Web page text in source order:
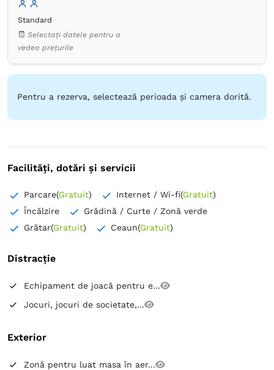
Standard
Selectați datele pentru a
vedea prețurile
Pentru a rezerva, selectează perioada și camera dorită.
Facilități, dotări și servicii
Parcare(Gratuit) Internet / Wi-fi(Gratuit)
Încălzire
Grădină / Curte / Zonă verde
Grătar(Gratuit) Ceaun(Gratuit)
Distracție
Echipament de joacă pentru e...
Jocuri, jocuri de societate,...
Exterior
Zonă pentru luat masa în aer...